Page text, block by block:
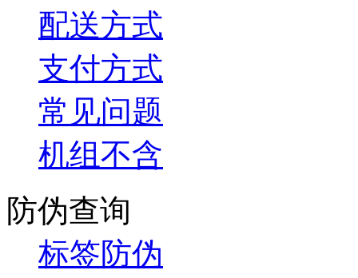
配送方式
支付方式
常见问题
机组不含
防伪查询
标签防伪